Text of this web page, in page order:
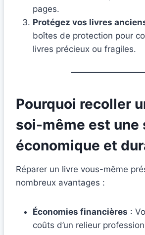
pages.
Protégez vos livres
boîtes de protection pour
livres précieux ou fragiles.
Pourquoi recoller
soi-même est une
économique et
Réparer un livre vous-même
nombreux avantages :
Économies financières :
coûts d’un relieur